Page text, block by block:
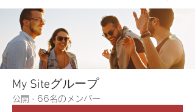
My Siteグループ
公開 · 66名のメンバー